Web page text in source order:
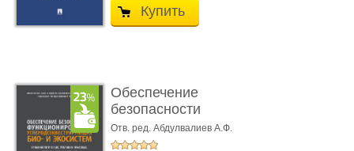
Купить
Обеспечение
безопасности
функционирования уг
...
Отв. ред. Абдулвалиев А.Ф.